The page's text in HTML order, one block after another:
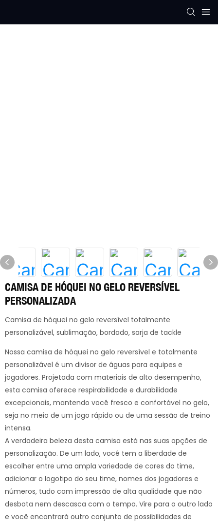
CAMISA DE HÓQUEI NO GELO REVERSÍVEL
PERSONALIZADA
Camisa de hóquei no gelo reversível totalmente
personalizável, sublimação, bordado, sarja de tackle
Nossa camisa de hóquei no gelo reversível e totalmente
personalizável é um divisor de águas para equipes e
jogadores. Projetada com materiais de alto desempenho,
esta camisa oferece respirabilidade e durabilidade
excepcionais, mantendo você fresco e confortável no gelo,
seja no meio de um jogo rápido ou de uma sessão de treino
intensa.
A verdadeira beleza desta camisa está nas suas opções de
personalização. De um lado, você tem a liberdade de
escolher entre uma ampla variedade de cores do time,
adicionar o logotipo do seu time, nomes dos jogadores e
números, tudo com impressão de alta qualidade que não
desbota nem descasca com o tempo. Vire para o outro lado
e você encontrará outro conjunto de possibilidades de